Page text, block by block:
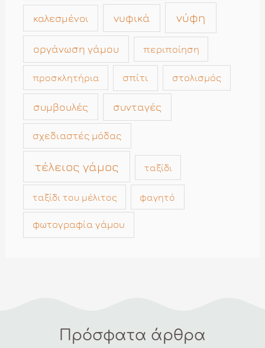
καλεσμένοι νυφικά νύφη
οργάνωση γάμου περιποίηση
προσκλητήρια σπίτι στολισμός
συμβουλές συνταγές
σχεδιαστές μόδας
τέλειος γάμος ταξίδι
ταξίδι του μέλιτος φαγητό
φωτογραφία γάμου
Πρόσφατα άρθρα